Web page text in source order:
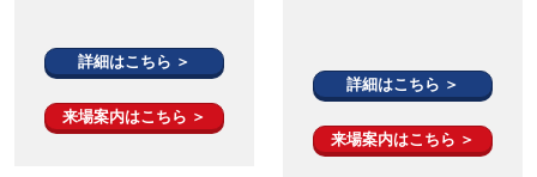
詳細はこちら ＞
来場案内はこちら ＞
詳細はこちら ＞
来場案内はこちら ＞